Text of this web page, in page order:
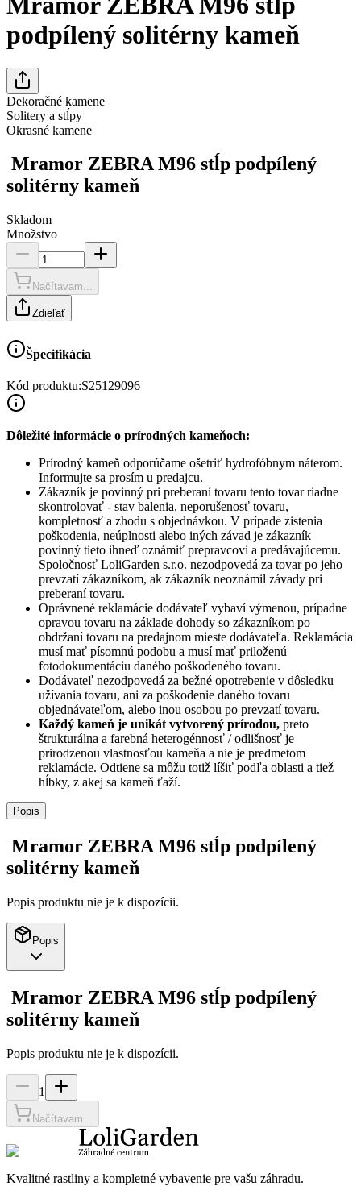
podpílený solitérny kameň
Dekoračné kamene
Solitery a stĺpy
Okrasné kamene
Mramor ZEBRA M96 stĺp podpílený
solitérny kameň
Skladom
Množstvo
Načítavam...
Zdieľať
Špecifikácia
Kód produktu:S25129096
Dôležité informácie o prírodných kameňoch:
Prírodný kameň odporúčame ošetriť hydrofóbnym náterom.
Informujte sa prosím u predajcu.
Zákazník je povinný pri preberaní tovaru tento tovar riadne
skontrolovať - stav balenia, neporušenosť tovaru,
kompletnosť a zhodu s objednávkou. V prípade zistenia
poškodenia, neúplnosti alebo iných závad je zákazník
povinný tieto ihneď oznámiť prepravcovi a predávajúcemu.
Spoločnosť LoliGarden s.r.o. nezodpovedá za tovar po jeho
prevzatí zákazníkom, ak zákazník neoznámil závady pri
preberaní tovaru.
Oprávnené reklamácie dodávateľ vybaví výmenou, prípadne
opravou tovaru na základe dohody so zákazníkom po
obdržaní tovaru na predajnom mieste dodávateľa. Reklamácia
musí mať písomnú podobu a musí mať priloženú
fotodokumentáciu daného poškodeného tovaru.
Dodávateľ nezodpovedá za bežné opotrebenie v dôsledku
užívania tovaru, ani za poškodenie daného tovaru
objednávateľom, alebo inou osobou po prevzatí tovaru.
Každý kameň je unikát vytvorený prírodou, preto
štrukturálna a farebná heterogénnosť / odlišnosť je
prirodzenou vlastnosťou kameňa a nie je predmetom
reklamácie. Odtiene sa môžu totiž líšiť podľa oblasti a tiež
hĺbky, z akej sa kameň ťaží.
Popis
Mramor ZEBRA M96 stĺp podpílený
solitérny kameň
Popis produktu nie je k dispozícii.
Popis
Mramor ZEBRA M96 stĺp podpílený
solitérny kameň
Popis produktu nie je k dispozícii.
1
Načítavam...
Kvalitné rastliny a kompletné vybavenie pre vašu záhradu.